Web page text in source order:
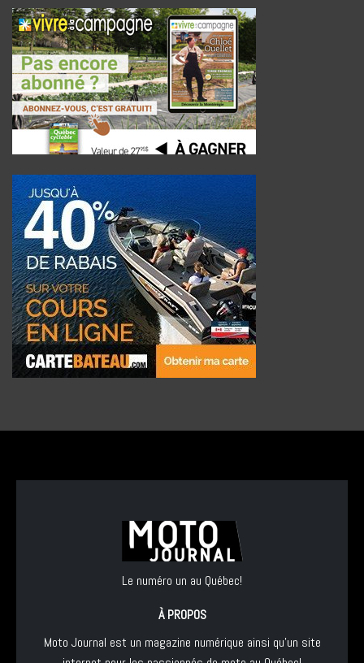
Le numéro un au Québec!
À PROPOS
Moto Journal est un magazine numérique ainsi qu'un site